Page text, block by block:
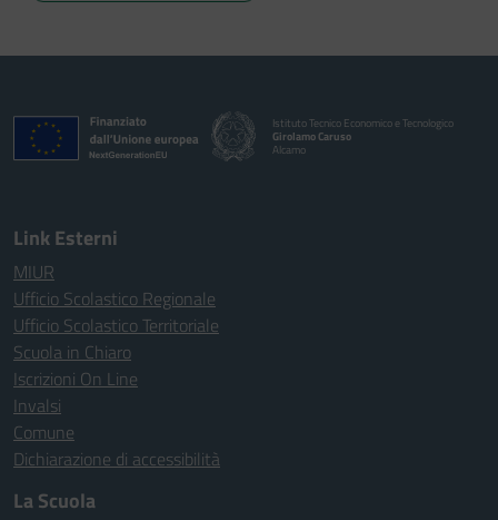
Istituto Tecnico Economico e Tecnologico
Girolamo Caruso
Alcamo
Link Esterni
MIUR
Ufficio Scolastico Regionale
Ufficio Scolastico Territoriale
Scuola in Chiaro
Iscrizioni On Line
Invalsi
Comune
Dichiarazione di accessibilità
La Scuola